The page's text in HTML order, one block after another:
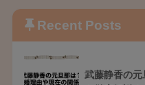
Recent Posts
武藤静香の